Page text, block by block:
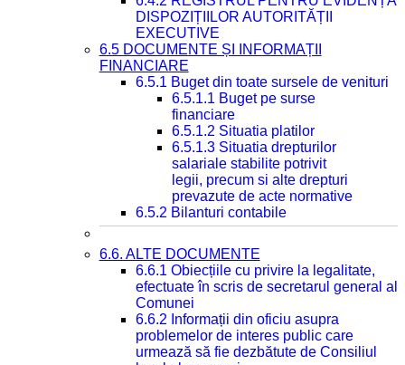
DISPOZIȚIILOR AUTORITĂȚII
EXECUTIVE
6.5 DOCUMENTE ȘI INFORMAȚII
FINANCIARE
6.5.1 Buget din toate sursele de venituri
6.5.1.1 Buget pe surse
financiare
6.5.1.2 Situatia platilor
6.5.1.3 Situatia drepturilor
salariale stabilite potrivit
legii, precum si alte drepturi
prevazute de acte normative
6.5.2 Bilanturi contabile
6.6. ALTE DOCUMENTE
6.6.1 Obiecțiile cu privire la legalitate,
efectuate în scris de secretarul general al
Comunei
6.6.2 Informații din oficiu asupra
problemelor de interes public care
urmează să fie dezbătute de Consiliul